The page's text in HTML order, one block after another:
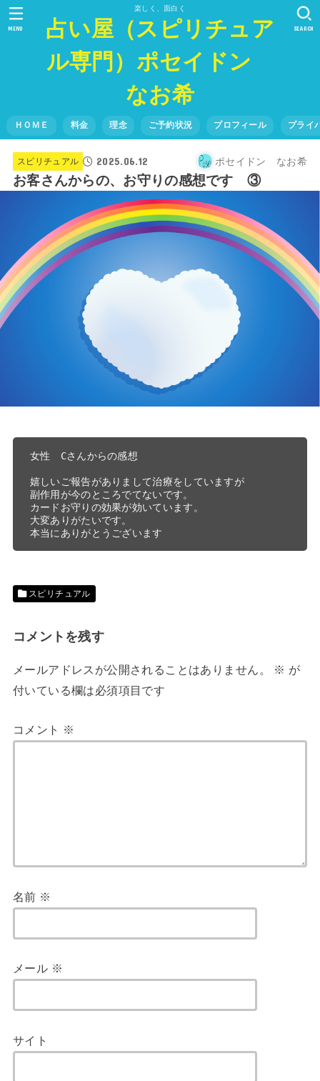
楽しく、面白く
占い屋（スピリチュア
ル専門）ポセイドン
なお希
ＨＯＭＥ 料金 理念 ご予約状況 プロフィール プライ
SEARCH
MENU
スピリチュアル 2025.06.12 ポセイドン なお希
お客さんからの、お守りの感想です ③
女性　Cさんからの感想
嬉しいご報告がありまして治療をしていますが
副作用が今のところでてないです。
カードお守りの効果が効いています。
大変ありがたいです。
本当にありがとうございます
スピリチュアル
コメントを残す
メールアドレスが公開されることはありません。 ※ が
付いている欄は必須項目です
コメント ※
名前 ※
メール ※
サイト